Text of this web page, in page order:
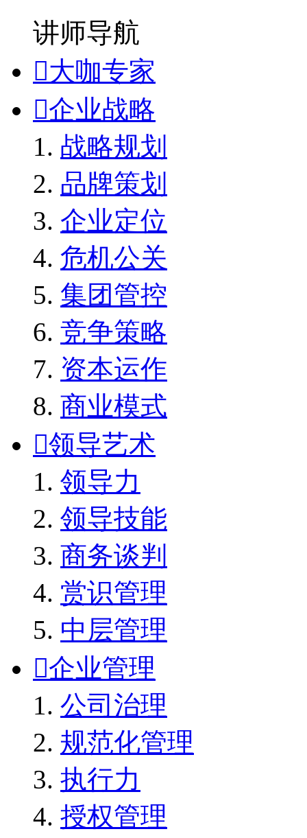
讲师导航
大咖专家
企业战略
战略规划
品牌策划
企业定位
危机公关
集团管控
竞争策略
资本运作
商业模式
领导艺术
领导力
领导技能
商务谈判
赏识管理
中层管理
企业管理
公司治理
规范化管理
执行力
授权管理